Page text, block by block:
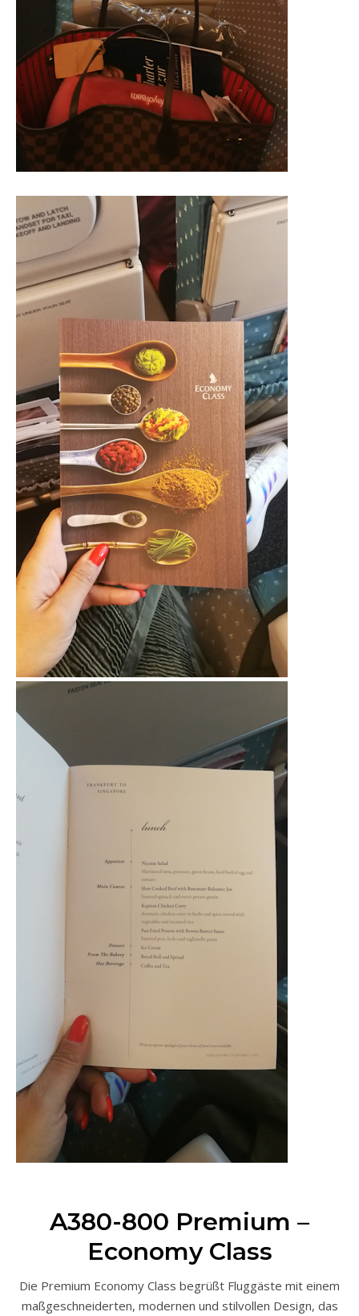
A380-800 Premium –
Economy Class
Die Premium Economy Class begrüßt Fluggäste mit einem
maßgeschneiderten, modernen und stilvollen Design, das